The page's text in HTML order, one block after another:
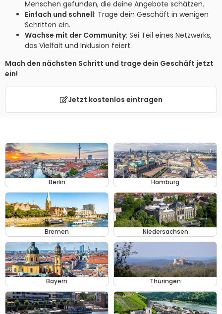
Menschen gefunden, die deine Angebote schätzen.
Einfach und schnell: Trage dein Geschäft in wenigen
Schritten ein.
Wachse mit der Community: Sei Teil eines Netzwerks,
das Vielfalt und Inklusion feiert.
Mach den nächsten Schritt und trage dein Geschäft jetzt
ein!
Jetzt kostenlos eintragen
Berlin Hamburg
Bremen Niedersachsen
Bayern Thüringen